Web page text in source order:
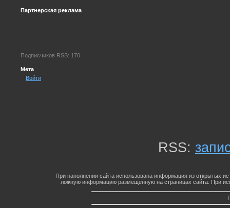
Партнерская реклама
Подписчиков RSS: 170
Мета
Войти
RSS:
При наполнении сайта использована информация из открытых
ложную информацию размещенную на страницах сайта. При